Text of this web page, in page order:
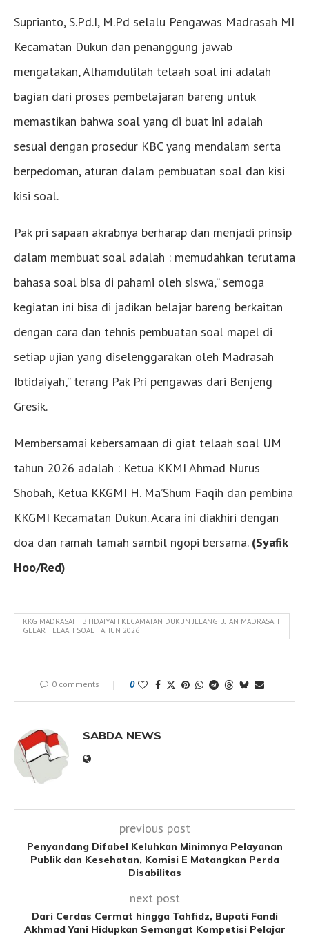
Suprianto, S.Pd.I, M.Pd selalu Pengawas Madrasah MI
Kecamatan Dukun dan penanggung jawab
mengatakan, Alhamdulilah telaah soal ini adalah
bagian dari proses pembelajaran bareng untuk
memastikan bahwa soal yang di buat ini adalah
sesuai dengan prosedur KBC yang mendalam serta
berpedoman, aturan dalam pembuatan soal dan kisi
kisi soal.
Pak pri sapaan akrabnya berharap dan menjadi prinsip
dalam membuat soal adalah : memudahkan terutama
bahasa soal bisa di pahami oleh siswa,” semoga
kegiatan ini bisa di jadikan belajar bareng berkaitan
dengan cara dan tehnis pembuatan soal mapel di
setiap ujian yang diselenggarakan oleh Madrasah
Ibtidaiyah,” terang Pak Pri pengawas dari Benjeng
Gresik.
Membersamai kebersamaan di giat telaah soal UM
tahun 2026 adalah : Ketua KKMI Ahmad Nurus
Shobah, Ketua KKGMI H. Ma’Shum Faqih dan pembina
KKGMI Kecamatan Dukun. Acara ini diakhiri dengan
doa dan ramah tamah sambil ngopi bersama. (Syafik
Hoo/Red)
KKG MADRASAH IBTIDAIYAH KECAMATAN DUKUN JELANG UJIAN MADRASAH
GELAR TELAAH SOAL TAHUN 2026
0 comments 0
SABDA NEWS
previous post
Penyandang Difabel Keluhkan Minimnya Pelayanan
Publik dan Kesehatan, Komisi E Matangkan Perda
Disabilitas
next post
Dari Cerdas Cermat hingga Tahfidz, Bupati Fandi
Akhmad Yani Hidupkan Semangat Kompetisi Pelajar